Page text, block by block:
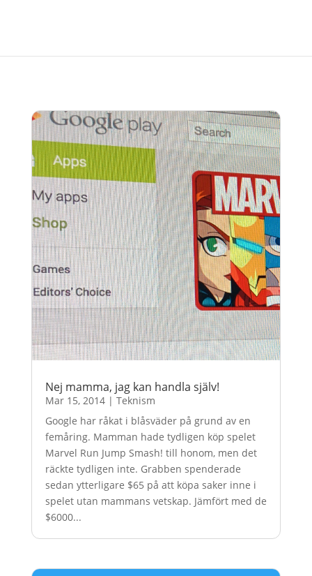
Nej mamma, jag kan handla själv!
Mar 15, 2014| Teknism
Google har råkat i blåsväder på grund av en
femåring. Mamman hade tydligen köp spelet
Marvel Run Jump Smash! till honom, men det
räckte tydligen inte. Grabben spenderade
sedan ytterligare $65 på att köpa saker inne i
spelet utan mammans vetskap. Jämfört med de
$6000...